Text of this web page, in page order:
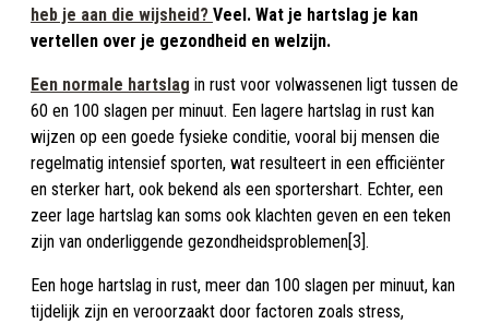
heb je aan die wijsheid? Veel. Wat je hartslag je kan
vertellen over je gezondheid en welzijn.
Een normale hartslag in rust voor volwassenen ligt tussen de
60 en 100 slagen per minuut. Een lagere hartslag in rust kan
wijzen op een goede fysieke conditie, vooral bij mensen die
regelmatig intensief sporten, wat resulteert in een efficiënter
en sterker hart, ook bekend als een sportershart. Echter, een
zeer lage hartslag kan soms ook klachten geven en een teken
zijn van onderliggende gezondheidsproblemen[3].
Een hoge hartslag in rust, meer dan 100 slagen per minuut, kan
tijdelijk zijn en veroorzaakt door factoren zoals stress,